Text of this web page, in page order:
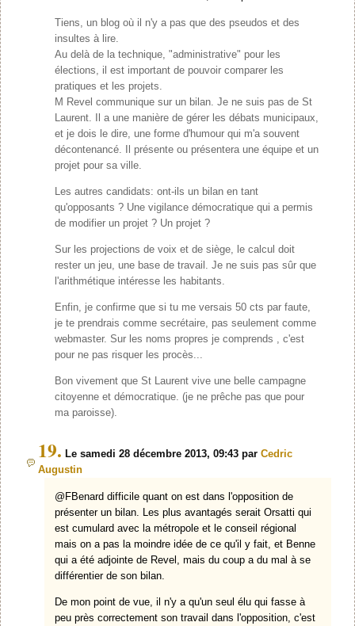
Tiens, un blog où il n'y a pas que des pseudos et des
insultes à lire.
Au delà de la technique, "administrative" pour les
élections, il est important de pouvoir comparer les
pratiques et les projets.
M Revel communique sur un bilan. Je ne suis pas de St
Laurent. Il a une manière de gérer les débats municipaux,
et je dois le dire, une forme d'humour qui m'a souvent
décontenancé. Il présente ou présentera une équipe et un
projet pour sa ville.
Les autres candidats: ont-ils un bilan en tant
qu'opposants ? Une vigilance démocratique qui a permis
de modifier un projet ? Un projet ?
Sur les projections de voix et de siège, le calcul doit
rester un jeu, une base de travail. Je ne suis pas sûr que
l'arithmétique intéresse les habitants.
Enfin, je confirme que si tu me versais 50 cts par faute,
je te prendrais comme secrétaire, pas seulement comme
webmaster. Sur les noms propres je comprends , c'est
pour ne pas risquer les procès...
Bon vivement que St Laurent vive une belle campagne
citoyenne et démocratique. (je ne prêche pas que pour
ma paroisse).
19. Le samedi 28 décembre 2013, 09:43 par Cedric
Augustin
@FBenard difficile quant on est dans l'opposition de
présenter un bilan. Les plus avantagés serait Orsatti qui
est cumulard avec la métropole et le conseil régional
mais on a pas la moindre idée de ce qu'il y fait, et Benne
qui a été adjointe de Revel, mais du coup a du mal à se
différentier de son bilan.
De mon point de vue, il n'y a qu'un seul élu qui fasse à
peu près correctement son travail dans l'opposition, c'est